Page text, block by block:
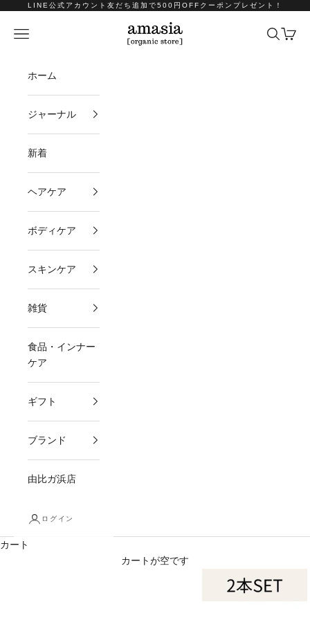
コンテンツへスキップ
LINE公式アカウント友だち追加で500円OFFクーポンプレゼント！
amasia organic store
メニュー 検索カート
ホーム
ジャーナル
新着
ヘアケア
ボディケア
スキンケア
雑貨
食品・インナー
ケア
ギフト
ブランド
由比ガ浜店
ログイン
カート
カートが空です